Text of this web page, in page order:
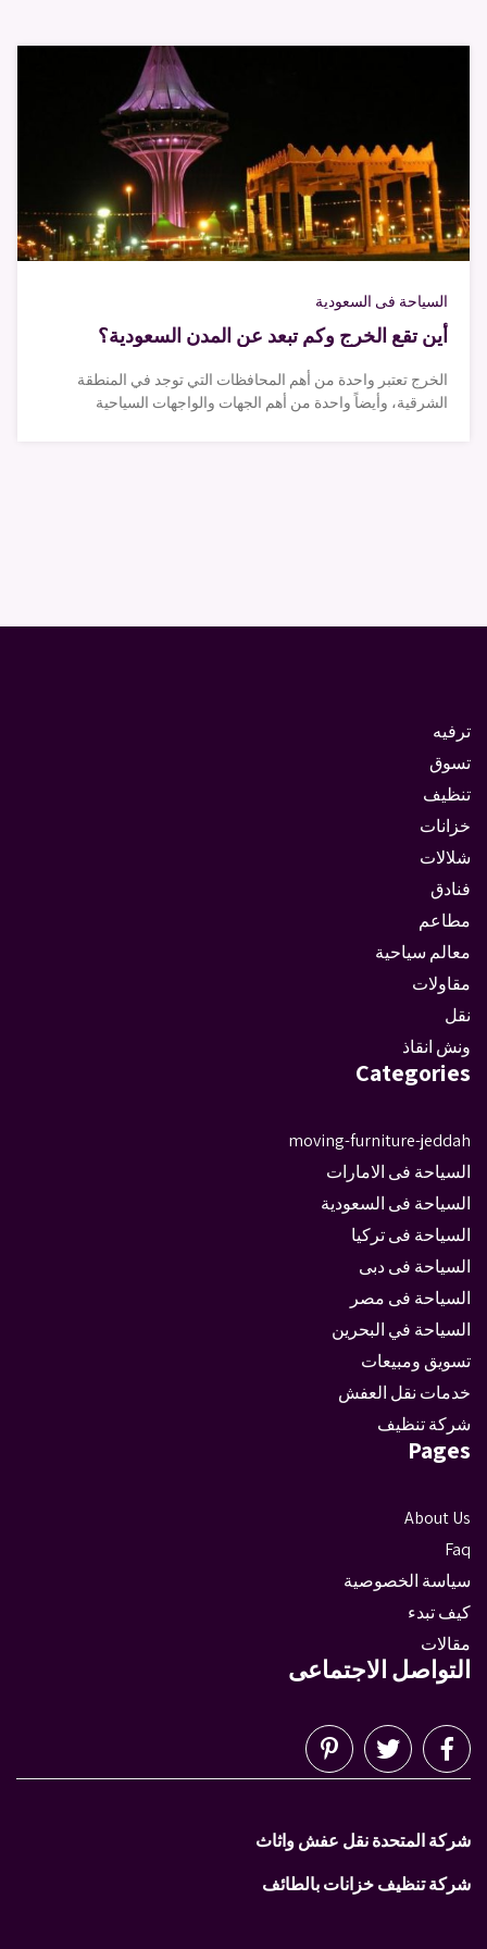
السياحة فى السعودية
أين تقع الخرج وكم تبعد عن المدن السعودية؟
الخرج تعتبر واحدة من أهم المحافظات التي توجد في المنطقة
الشرقية، وأيضاً واحدة من أهم الجهات والواجهات السياحية
ترفيه
تسوق
تنظيف
خزانات
شلالات
فنادق
مطاعم
معالم سياحية
مقاولات
نقل
ونش انقاذ
Categories
moving-furniture-jeddah
السياحة فى الامارات
السياحة فى السعودية
السياحة فى تركيا
السياحة فى دبى
السياحة فى مصر
السياحة في البحرين
تسويق ومبيعات
خدمات نقل العفش
شركة تنظيف
Pages
About Us
Faq
سياسة الخصوصية
كيف تبدء
مقالات
التواصل الاجتماعى
شركة المتحدة نقل عفش واثاث
شركة تنظيف خزانات بالطائف